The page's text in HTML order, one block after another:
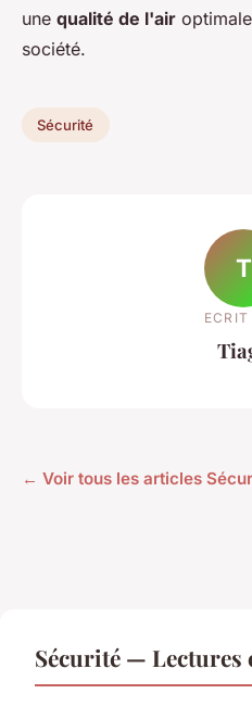
une qualité de l'air
société.
Sécurité
T
ECRIT
← Voir tous les articles
Sécurité — Lectures